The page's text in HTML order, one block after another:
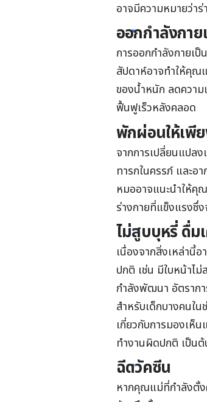
อาจมีความหมายว่า
ออกกำลังกาย
การออกกำลังกายเป็
สัปดาห์อาจทำให้คุณ
ของน้ำหนัก ลดความ
ฟื้นฟูเร็วหลังคลอด
พักผ่อนให้เพี
จากการเปลี่ยนแปล
ทารกในครรภ์ และ
หมออาจแนะนำให้
ร่างกายที่แข็งแรงซึ่
ไม่สูบบุหรี่ ดื่ม
เนื่องจากสิ่งเหล่านี้
ปกติ เช่น มีใบหน้าไ
กำลังพัฒนา อัตรากา
สำหรับเด็กบางคนใ
เกี่ยวกับการมองเห็
ทำงานผิดปกติ เป็นต้
ฉีดวัคซีน
หากคุณแม่ที่กำลังตั้ง